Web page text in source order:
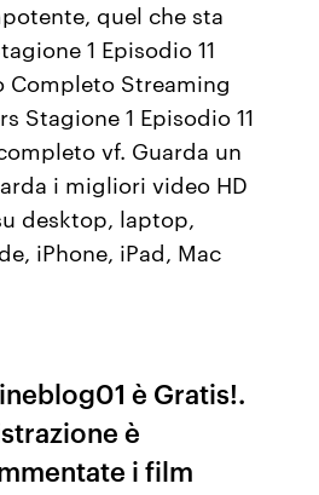
quel che sta
1 Episodio 11
Completo Streaming
Stagione 1 Episodio 11
vf. Guarda un
i migliori video HD
desktop, laptop,
iPhone, iPad, Mac
è Gratis!.
è
i film